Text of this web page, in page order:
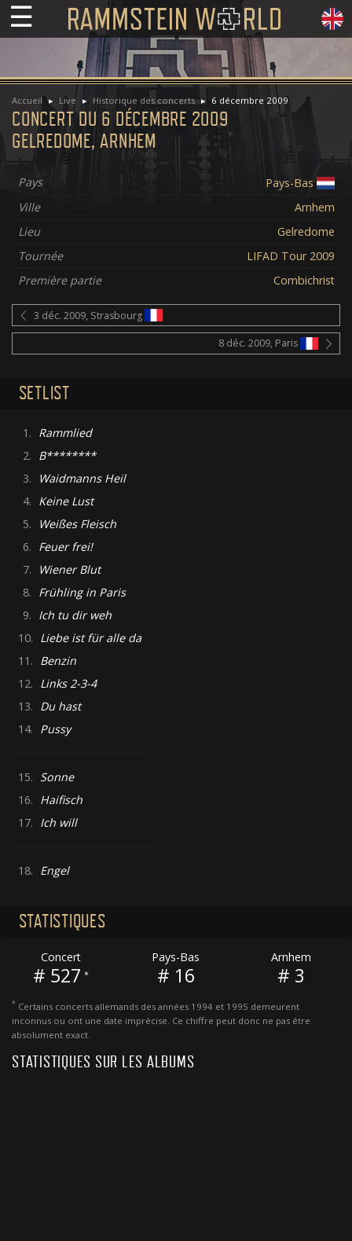
☰
Accueil Live Historique des concerts 6 décembre 2009
CONCERT DU 6 DÉCEMBRE 2009
GELREDOME, ARNHEM
Pays
Pays-Bas
Ville
Arnhem
Lieu
Gelredome
Tournée
LIFAD Tour 2009
Première partie
Combichrist
3 déc. 2009, Strasbourg
8 déc. 2009, Paris
SETLIST
1. Rammlied
2. B********
3.
Waidmanns Heil
4. Keine Lust
5.
Weißes Fleisch
6. Feuer frei!
7.
Wiener Blut
8. Frühling in Paris
9. Ich tu dir weh
10. Liebe ist für alle da
11. Benzin
12. Links 2-3-4
13. Du hast
14. Pussy
15. Sonne
16. Haifisch
17. Ich will
18. Engel
STATISTIQUES
Concert
# 527 *
Pays-Bas
# 16
Arnhem
# 3
* Certains concerts allemands des années 1994 et 1995 demeurent
inconnus ou ont une date imprécise. Ce chiffre peut donc ne pas être
absolument exact.
STATISTIQUES SUR LES ALBUMS